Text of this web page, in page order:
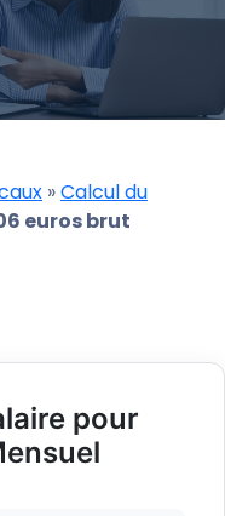
»Calcul du
euros brut
pour